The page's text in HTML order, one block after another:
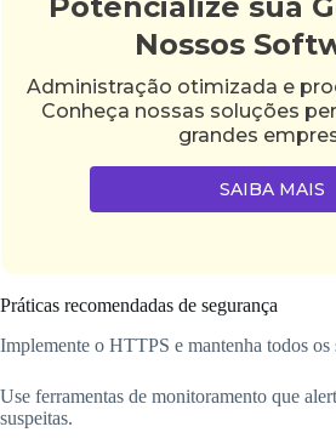
Potencialize sua
Nossos
Administração otimizada e
Conheça nossas soluções
grandes
SAIBA MAIS
Práticas recomendadas de segurança
Implemente o HTTPS e mantenha todos os
Use ferramentas de monitoramento que
suspeitas.